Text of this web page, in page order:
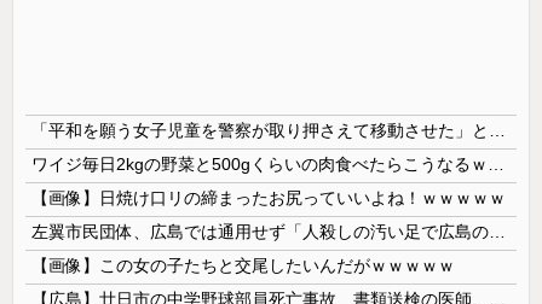
【画像】日焼け口リの締まったお尻っていいよね！ｗｗｗｗｗ
【画像】この女の子たちと交尾したいんだがｗｗｗｗｗ